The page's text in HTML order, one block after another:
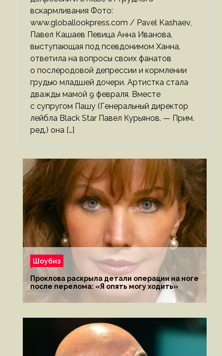
вскармливания Фото:
www.globallookpress.com / Pavel Kashaev,
Павел Кашаев Певица Анна Иванова,
выступающая под псевдонимом Ханна,
ответила на вопросы своих фанатов
о послеродовой депрессии и кормлении
грудью младшей дочери. Артистка стала
дважды мамой 9 февраля. Вместе
с супругом Пашу (Генеральный директор
лейбла Black Star Павел Курьянов. — Прим.
ред.) она […]
Шоубиз
Проклова раскрыла детали операции на ноге
после перелома: «Я опять могу ходить»